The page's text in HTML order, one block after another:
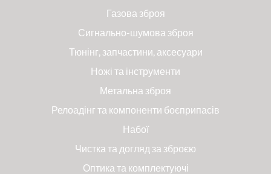
Газова зброя
Сигнально-шумова зброя
Тюнінг, запчастини, аксесуари
Ножі та інструменти
Метальна зброя
Релоадінг та компоненти боєприпасів
Набої
Чистка та догляд за зброєю
Оптика та комплектуючі